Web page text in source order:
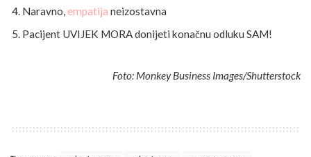
Naravno,empatija neizostavna
Pacijent UVIJEK MORA donijeti konačnu odluku SAM!
Foto: Monkey Business Images/Shutterstock